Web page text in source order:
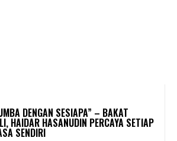
DENGAN SESIAPA” – BAKAT
HAIDAR HASANUDIN PERCAYA SETIAP
SENDIRI